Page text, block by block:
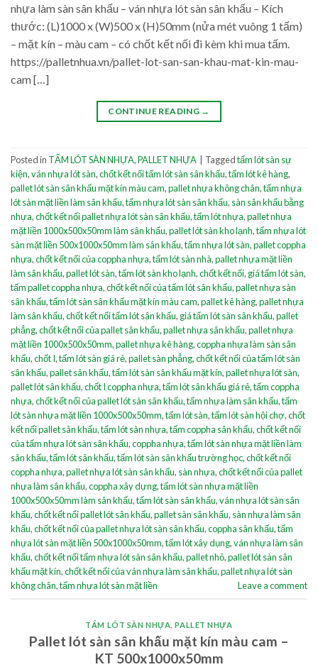
nhựa làm sàn sân khấu – ván nhựa lót sàn sân khấu – Kích
thước: (L)1000 x (W)500 x (H)50mm (nửa mét vuông 1 tấm)
– mặt kín – màu cam – có chốt kết nối đi kèm khi mua tấm.
https://palletnhua.vn/pallet-lot-san-san-khau-mat-kin-mau-
cam […]
CONTINUE READING →
Posted in TẤM LÓT SÀN NHỰA,PALLET NHỰA Taggedtấm lót sàn sự
kiện,ván nhựa lót sàn,chốt kết nối tấm lót sàn sân khấu,tấm lót kê hàng,
pallet lót sàn sân khấu mặt kín màu cam,pallet nhựa không chân,tấm nhựa
lót sàn mặt liền làm sân khấu,tấm nhựa lót sàn sân khấu, sàn sân khấu bằng
nhựa,chốt kết nối pallet nhựa lót sàn sân khấu,tấm lót nhựa,pallet nhựa
mặt liền 1000x500x50mm làm sân khấu,pallet lót sàn kho lạnh,tấm nhựa lót
sàn mặt liền 500x1000x50mm làm sân khấu,tấm nhựa lót sàn,pallet coppha
nhựa,chốt kết nối của coppha nhựa,tấm lót sàn nhà,pallet nhựa mặt liền
làm sân khấu,pallet lót sàn,tấm lót sàn kho lạnh,chốt kết nối, giá tấm lót sàn,
tấm pallet coppha nhựa,chốt kết nối của tấm lót sân khấu,pallet nhựa sàn
sân khấu,tấm lót sàn sân khấu mặt kín màu cam,pallet kê hàng,pallet nhựa
làm sân khấu,chốt kết nối tấm lót sân khấu, giá tấm lót sàn sân khấu,pallet
phẳng,chốt kết nối của pallet sân khấu,pallet nhựa sân khấu,pallet nhựa
mặt liền 1000x500x50mm,pallet nhựa kê hàng,coppha nhựa làm sàn sân
khấu,chốt I,tấm lót sàn giá rẻ,pallet sàn phẳng,chốt kết nối của tấm lót sàn
sân khấu,pallet sân khấu,tấm lót sàn sân khấu mặt kín,pallet nhựa lót sàn,
pallet lót sân khấu,chốt I coppha nhựa,tấm lót sân khấu giá rẻ,tấm coppha
nhựa,chốt kết nối của pallet lót sàn sân khấu,tấm nhựa làm sân khấu,tấm
lót sàn nhựa mặt liền 1000x500x50mm,tấm lót sàn,tấm lót sàn hội chợ,chốt
kết nối pallet sân khấu,tấm lót sàn nhựa,tấm coppha sân khấu,chốt kết nối
của tấm nhựa lót sàn sân khấu,coppha nhựa,tấm lót sàn nhựa mặt liền làm
sân khấu,tấm lót sân khấu,tấm lót sàn sân khấu trường học,chốt kết nối
coppha nhựa,pallet nhựa lót sàn sân khấu, sàn nhựa,chốt kết nối của pallet
nhựa làm sân khấu,coppha xây dựng,tấm lót sàn nhựa mặt liền
1000x500x50mm làm sân khấu,tấm lót sàn sân khấu,ván nhựa lót sàn sân
khấu,chốt kết nối pallet lót sân khấu,pallet sàn sân khấu, sàn nhựa làm sân
khấu,chốt kết nối của pallet nhựa lót sàn sân khấu,coppha sân khấu,tấm
nhựa lót sàn mặt liền 500x1000x50mm,tấm lót xây dụng,ván nhựa làm sân
khấu,chốt kết nối tấm nhựa lót sàn sân khấu,pallet nhỏ,pallet lót sàn sân
khấu mặt kín,chốt kết nối của ván nhựa làm sân khấu,pallet nhựa lót sàn
không chân,tấm nhựa lót sàn mặt liền Leave a comment
TẤM LÓT SÀN NHỰA ,PALLET NHỰA
Pallet lót sàn sân khấu mặt kín màu cam –
KT 500x1000x50mm